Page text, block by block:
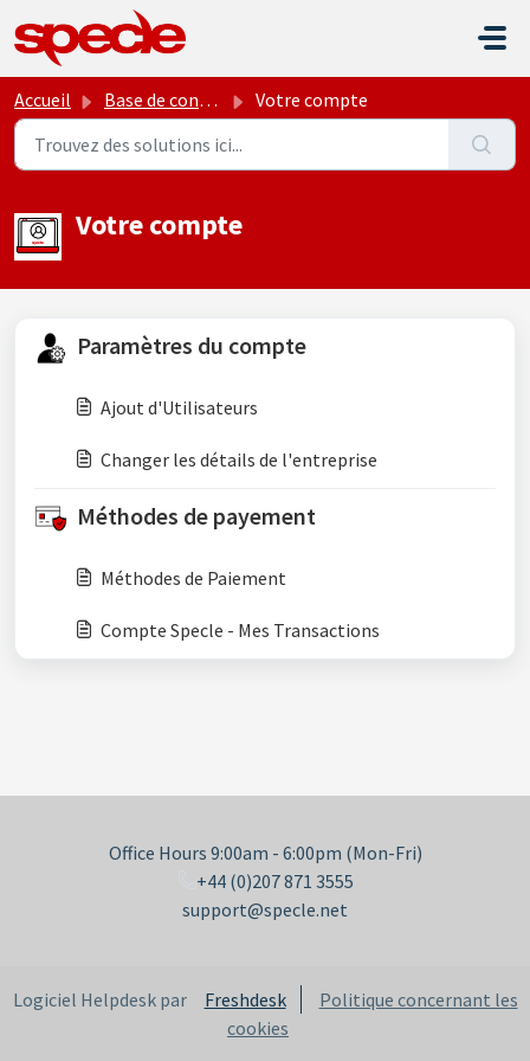
Passer au contenu principal
Accueil Base de connaissances Votre compte
Votre compte
Paramètres du compte
Ajout d'Utilisateurs
Changer les détails de l'entreprise
Méthodes de payement
Méthodes de Paiement
Compte Specle - Mes Transactions
Office Hours 9:00am - 6:00pm (Mon-Fri)
+44 (0)207 871 3555
support@specle.net
Logiciel Helpdesk par Freshdesk
Politique concernant les
cookies